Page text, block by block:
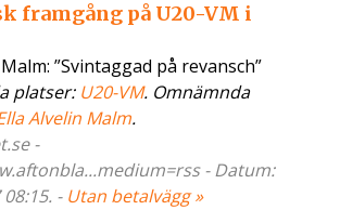
framgång på U20-VM i
”Svintaggad på revansch”
platser: U20-VM. Omnämnda
Alvelin Malm.
-
- Datum:
- Utan betalvägg »